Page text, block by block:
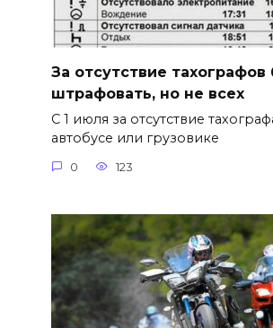
За отсутствие тахографов
штрафовать, но не всех
С 1 июля за отсутствие
автобусе или грузовике
0 123